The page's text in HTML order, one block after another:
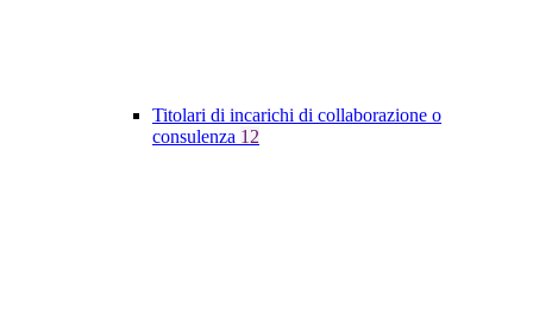
Titolari di incarichi di collaborazione o
consulenza 12